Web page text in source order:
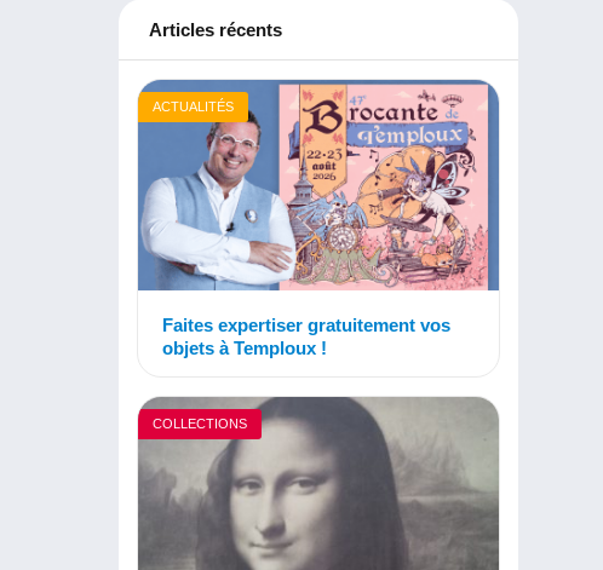
Articles récents
ACTUALITÉS
Faites expertiser gratuitement vos
objets à Temploux !
COLLECTIONS